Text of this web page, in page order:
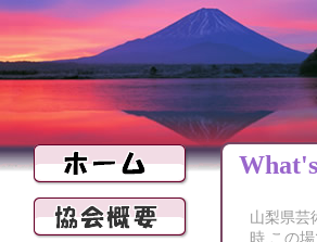
山梨県芸
時,この